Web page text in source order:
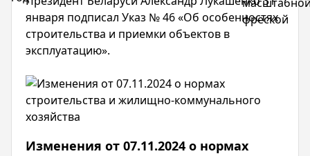
2026
год
над
января подписал Указ № 46 «Об особенностях
строительства и приемки объектов в
эксплуатацию».
Изменения от 07.11.2024 о нормах